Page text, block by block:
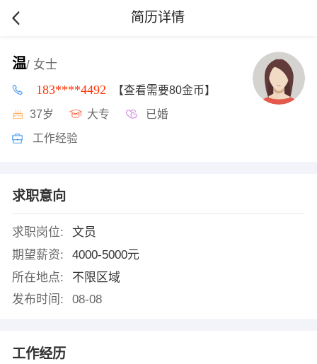
简历详情
温/ 女士
183****4492 【查看需要80金币】
37岁 大专 已婚
工作经验
求职意向
求职岗位:
文员
期望薪资:
4000-5000元
所在地点:
不限区域
发布时间:
08-08
工作经历